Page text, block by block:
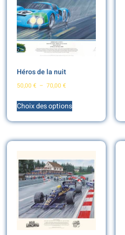
Héros de la nuit
50,00 € – 70,00 €
Choix des options